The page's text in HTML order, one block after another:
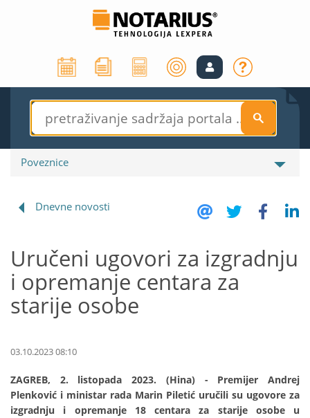
S
Poveznice
Dnevne novosti
Uručeni ugovori za izgradnju
i opremanje centara za
starije osobe
03.10.2023 08:10
ZAGREB, 2. listopada 2023. (Hina) - Premijer Andrej
Plenković i ministar rada Marin Piletić uručili su ugovore za
izgradnju i opremanje 18 centara za starije osobe u